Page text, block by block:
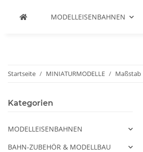
MODELLEISENBAHNEN
Startseite MINIATURMODELLE Maßstab
Kategorien
MODELLEISENBAHNEN
BAHN-ZUBEHÖR & MODELLBAU